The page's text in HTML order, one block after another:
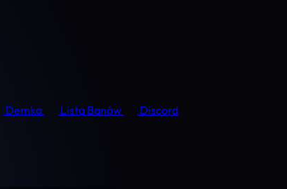
Demka Lista Banów
Discord